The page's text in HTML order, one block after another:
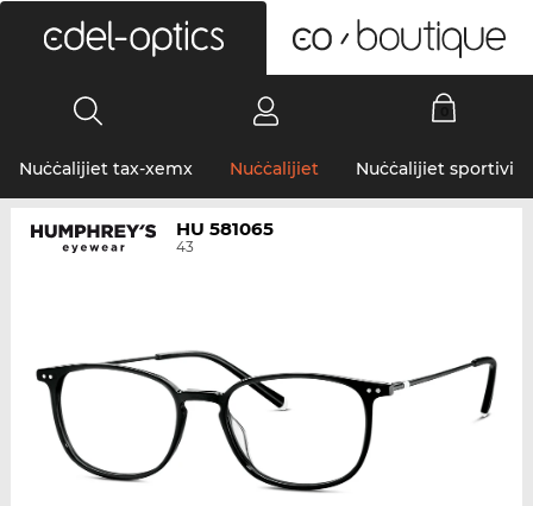
Nuċċalijiet tax-xemx Nuċċalijiet Nuċċalijiet sportivi
HU 581065
43